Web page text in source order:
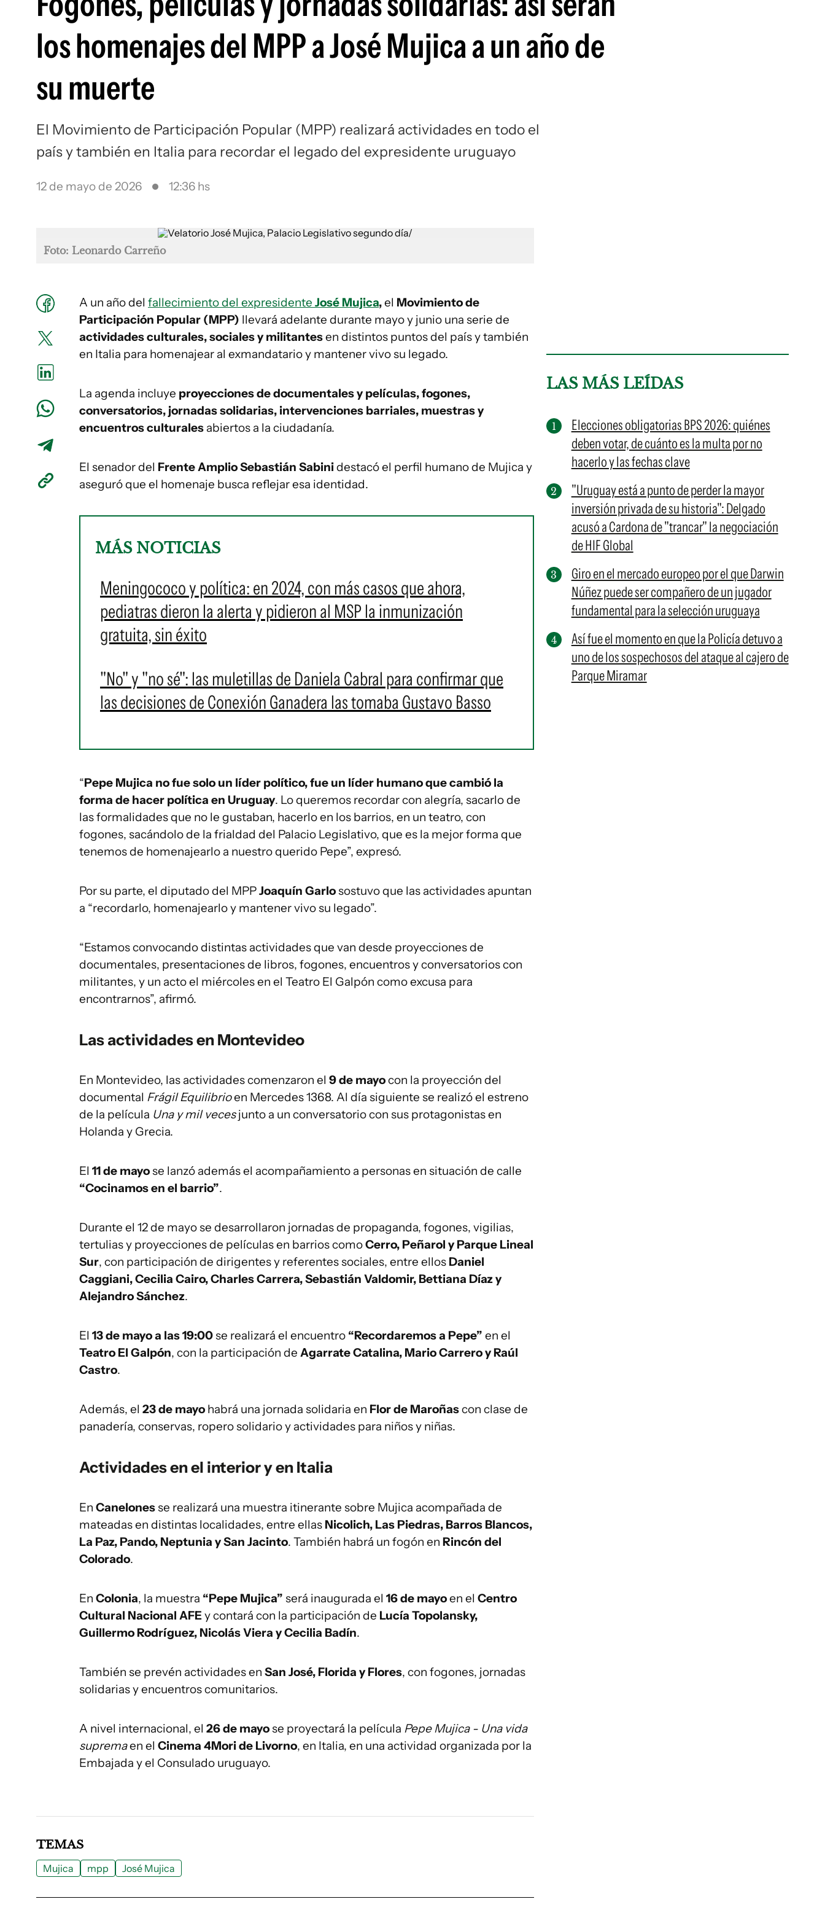
los homenajes del MPP a José Mujica a un año de
su muerte
El Movimiento de Participación Popular (MPP) realizará actividades en todo el
país y también en Italia para recordar el legado del expresidente uruguayo
12 de mayo de 2026 12:36 hs
Foto: Leonardo Carreño
A un año del fallecimiento del expresidente José Mujica,el Movimiento de
Participación Popular (MPP) llevará adelante durante mayo y junio una serie de
actividades culturales, sociales y militantesen distintos puntos del país y también
en Italia para homenajear al exmandatario y mantener vivo su legado.
La agenda incluye proyecciones de documentales y películas, fogones,
conversatorios, jornadas solidarias, intervenciones barriales, muestras y
encuentros culturales abiertos a la ciudadanía.
El senador del Frente Amplio Sebastián Sabini destacó el perfil humano de Mujica y
aseguró que el homenaje busca reflejar esa identidad.
MÁS NOTICIAS
Meningococo y política: en 2024, con más casos que ahora,
pediatras dieron la alerta y pidieron al MSP la inmunización
gratuita, sin éxito
"No" y "no sé": las muletillas de Daniela Cabral para confirmar que
las decisiones de Conexión Ganadera las tomaba Gustavo Basso
“Pepe Mujica no fue solo un líder político, fue un líder humano que cambió la
forma de hacer política en Uruguay. Lo queremos recordar con alegría, sacarlo de
las formalidades que no le gustaban, hacerlo en los barrios, en un teatro, con
fogones, sacándolo de la frialdad del Palacio Legislativo, que es la mejor forma que
tenemos de homenajearlo a nuestro querido Pepe”, expresó.
Por su parte, el diputado del MPPJoaquín Garlosostuvo que las actividades apuntan
a “recordarlo, homenajearlo y mantener vivo su legado”.
“Estamos convocando distintas actividades que van desde proyecciones de
documentales, presentaciones de libros, fogones, encuentros y conversatorios con
militantes, y un acto el miércoles en el Teatro El Galpón como excusa para
encontrarnos”, afirmó.
Las actividades en Montevideo
En Montevideo, las actividades comenzaron el 9 de mayocon la proyección del
documental Frágil Equilibrioen Mercedes 1368. Al día siguiente se realizó el estreno
de la película Una y mil vecesjunto a un conversatorio con sus protagonistas en
Holanda y Grecia.
El 11 de mayose lanzó además el acompañamiento a personas en situación de calle
“Cocinamos en el barrio”.
Durante el 12 de mayo se desarrollaron jornadas de propaganda, fogones, vigilias,
tertulias y proyecciones de películas en barrios comoCerro, Peñarol y Parque Lineal
Sur, con participación de dirigentes y referentes sociales, entre ellos Daniel
Caggiani, Cecilia Cairo, Charles Carrera, Sebastián Valdomir, Bettiana Díaz y
Alejandro Sánchez.
El 13 de mayo a las 19:00se realizará el encuentro “Recordaremos a Pepe” en el
Teatro El Galpón, con la participación de Agarrate Catalina, Mario Carrero y Raúl
Castro.
Además, el 23 de mayo habrá una jornada solidaria en Flor de Maroñascon clase de
panadería, conservas, ropero solidario y actividades para niños y niñas.
Actividades en el interior y en Italia
En Canelonesse realizará una muestra itinerante sobre Mujica acompañada de
mateadas en distintas localidades, entre ellas Nicolich, Las Piedras, Barros Blancos,
La Paz, Pando, Neptunia y San Jacinto. También habrá un fogón en Rincón del
Colorado.
En Colonia, la muestra “Pepe Mujica” será inaugurada el 16 de mayoen el Centro
Cultural Nacional AFEy contará con la participación de Lucía Topolansky,
Guillermo Rodríguez, Nicolás Viera y Cecilia Badín.
También se prevén actividades en San José, Florida y Flores, con fogones, jornadas
solidarias y encuentros comunitarios.
A nivel internacional, el 26 de mayose proyectará la película Pepe Mujica - Una vida
supremaen el Cinema 4Mori de Livorno, en Italia, en una actividad organizada por la
Embajada y el Consulado uruguayo.
LAS MÁS LEÍDAS
Elecciones obligatorias BPS 2026: quiénes
deben votar, de cuánto es la multa por no
hacerlo y las fechas clave
"Uruguay está a punto de perder la mayor
inversión privada de su historia": Delgado
acusó a Cardona de "trancar" la negociación
de HIF Global
Giro en el mercado europeo por el que Darwin
Núñez puede ser compañero de un jugador
fundamental para la selección uruguaya
Así fue el momento en que la Policía detuvo a
uno de los sospechosos del ataque al cajero de
Parque Miramar
TEMAS
Mujica mpp José Mujica